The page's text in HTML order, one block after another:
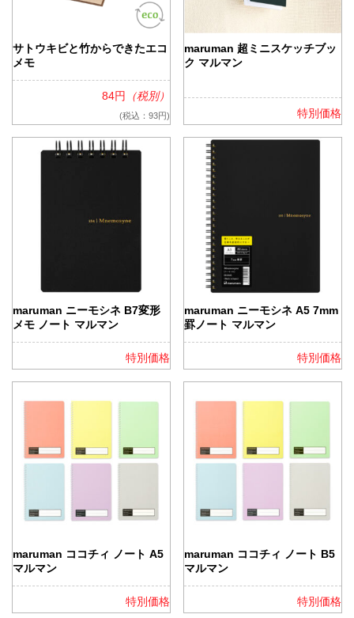
サトウキビと竹からできたエコ
メモ
84円 （税別）
(税込：93円)
maruman 超ミニスケッチブッ
ク マルマン
特別価格
maruman ニーモシネ B7変形
メモ ノート マルマン
特別価格
maruman ニーモシネ A5 7mm
罫ノート マルマン
特別価格
maruman ココチィ ノート A5
マルマン
特別価格
maruman ココチィ ノート B5
マルマン
特別価格